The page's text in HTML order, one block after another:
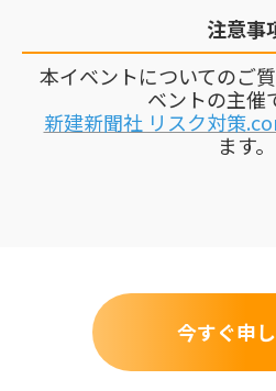
注意事
本イベントについてのご
ベントの主催
新建新聞社 リスク対策
ます。
今すぐ申